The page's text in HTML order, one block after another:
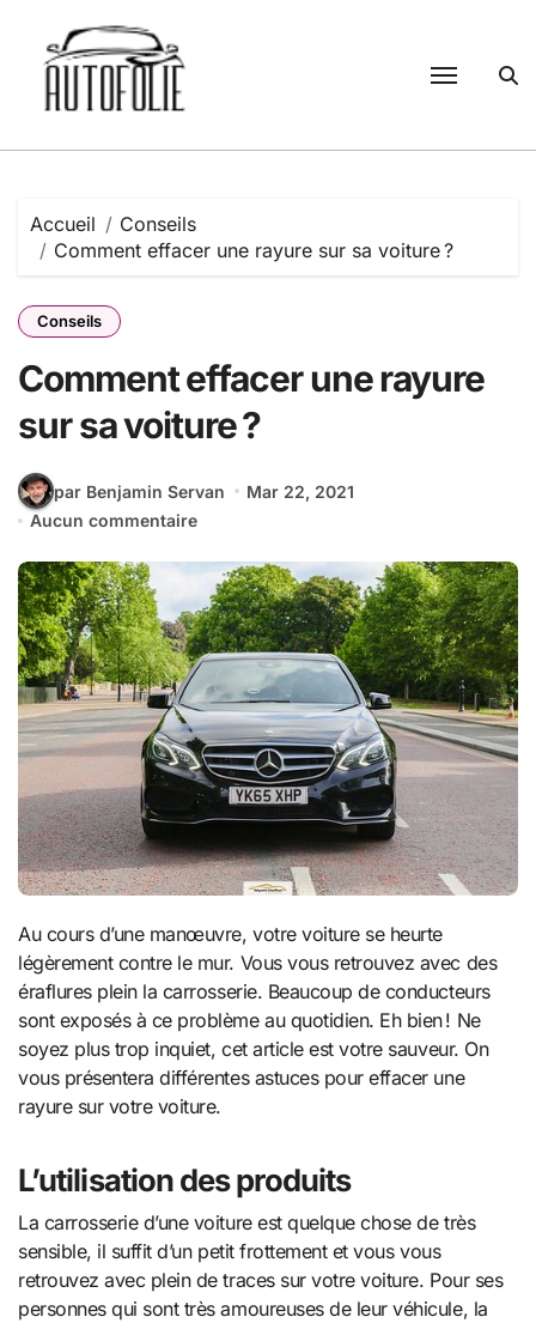
contenu
Accueil
Conseils
Comment effacer une rayure sur sa voiture ?
Conseils
Comment effacer une rayure
sur sa voiture ?
par Benjamin Servan
Mar 22, 2021
Aucun commentaire
Au cours d’une manœuvre, votre voiture se heurte
légèrement contre le mur. Vous vous retrouvez avec des
éraflures plein la carrosserie. Beaucoup de conducteurs
sont exposés à ce problème au quotidien. Eh bien ! Ne
soyez plus trop inquiet, cet article est votre sauveur. On
vous présentera différentes astuces pour effacer une
rayure sur votre voiture.
L’utilisation des produits
La carrosserie d’une voiture est quelque chose de très
sensible, il suffit d’un petit frottement et vous vous
retrouvez avec plein de traces sur votre voiture. Pour ses
personnes qui sont très amoureuses de leur véhicule, la